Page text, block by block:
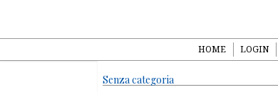
HOME LOGIN
Senza categoria